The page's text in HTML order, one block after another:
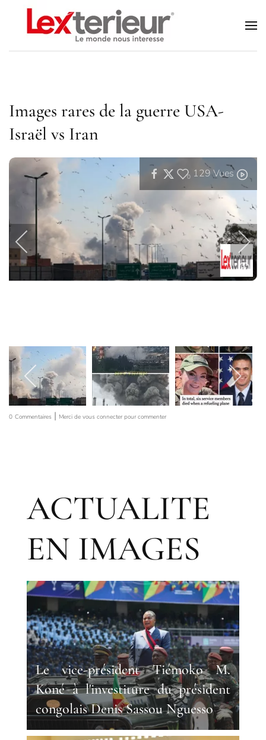
Accéder au contenu principal
Images rares de la guerre USA-
Israël vs Iran
0 129Vues
0 Commentaires | Merci de vous connecter pour commenter
ACTUALITE
EN IMAGES
Le vice-président Tiémoko M.
Koné à l'investiture du président
congolais Denis Sassou Nguesso